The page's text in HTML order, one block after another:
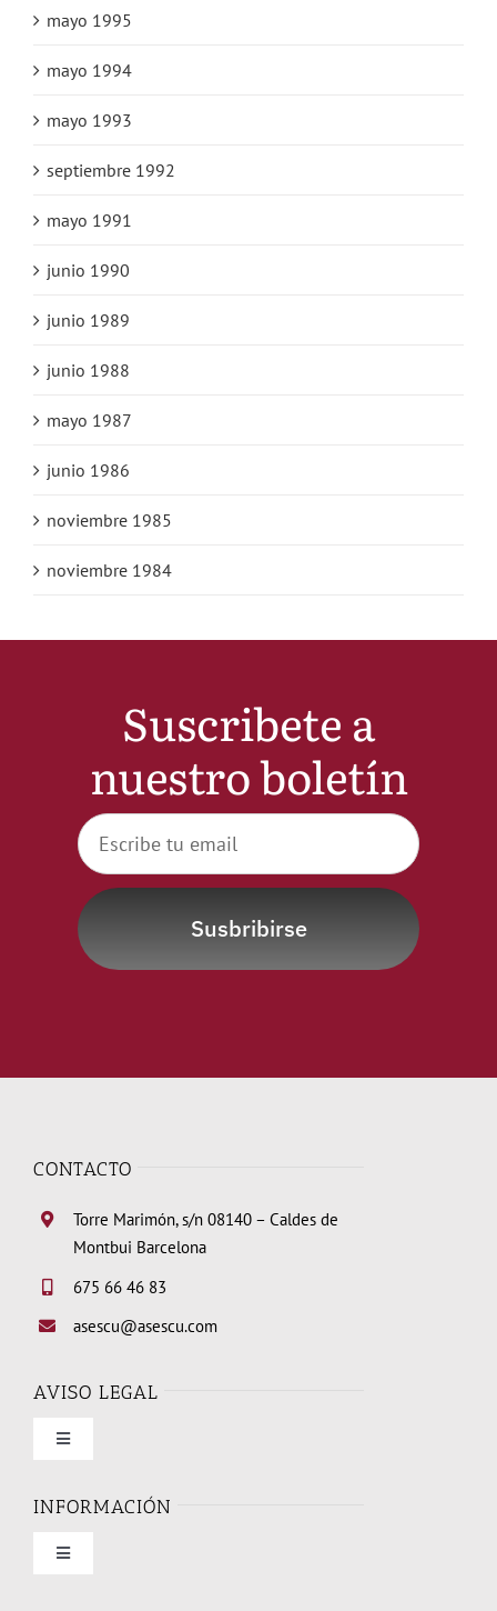
mayo 1995
mayo 1994
mayo 1993
septiembre 1992
mayo 1991
junio 1990
junio 1989
junio 1988
mayo 1987
junio 1986
noviembre 1985
noviembre 1984
Suscribete a
nuestro boletín
Susbribirse
CONTACTO
Torre Marimón, s/n 08140 – Caldes de
Montbui Barcelona
675 66 46 83
asescu@asescu.com
AVISO LEGAL
Toggle
Condiciones de uso
INFORMACIÓN
Toggle